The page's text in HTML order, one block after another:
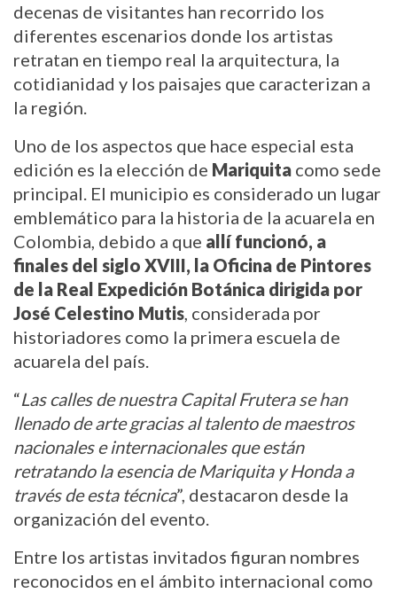
decenas de visitantes han recorrido los
diferentes escenarios donde los artistas
retratan en tiempo real la arquitectura, la
cotidianidad y los paisajes que caracterizan a
la región.
Uno de los aspectos que hace especial esta
edición es la elección de Mariquita como sede
principal. El municipio es considerado un lugar
emblemático para la historia de la acuarela en
Colombia, debido a que allí funcionó, a
finales del siglo XVIII, la Oficina de Pintores
de la Real Expedición Botánica dirigida por
José Celestino Mutis, considerada por
historiadores como la primera escuela de
acuarela del país.
“Las calles de nuestra Capital Frutera se han
llenado de arte gracias al talento de maestros
nacionales e internacionales que están
retratando la esencia de Mariquita y Honda a
través de esta técnica”, destacaron desde la
organización del evento.
Entre los artistas invitados figuran nombres